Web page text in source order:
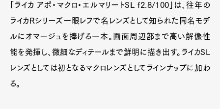
「ライカ アポ・マクロ・エルマリートSL f2.8/100」は、往年の
ライカRシリーズ一眼レフで名レンズとして知られた同名モデ
ルにオマージュを捧げる一本。画面周辺部まで高い解像性
能を発揮し、微細なディテールまで鮮明に描き出す。ライカSL
レンズとしては初となるマクロレンズとしてラインナップに加わ
る。